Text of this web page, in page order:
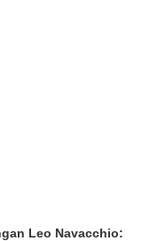
Leo Navacchio: